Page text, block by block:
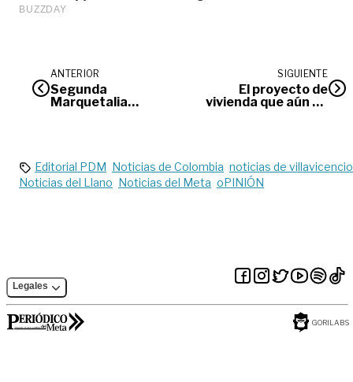
ANTERIOR
Segunda
Marquetalia
Cundinamarca
SIGUIENTE
El proyecto de
vivienda que aún no
Editorial PDM Noticias de Colombia noticias de villavicencio
Noticias del Llano Noticias del Meta oPINIÓN
Legales
GORILABS